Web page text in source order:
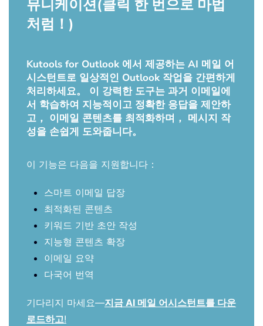
뮤니케이션(클릭 한 번으로 마법
처럼！)
Kutools for Outlook 에서 제공하는 AI 메일 어
시스턴트로 일상적인 Outlook 작업을 간편하게
처리하세요。 이 강력한 도구는 과거 이메일에
서 학습하여 지능적이고 정확한 응답을 제안하
고， 이메일 콘텐츠를 최적화하며， 메시지 작
성을 손쉽게 도와줍니다。
이 기능은 다음을 지원합니다：
스마트 이메일 답장
최적화된 콘텐츠
키워드 기반 초안 작성
지능형 콘텐츠 확장
이메일 요약
다국어 번역
기다리지 마세요—지금 AI 메일 어시스턴트를 다운
로드하고!